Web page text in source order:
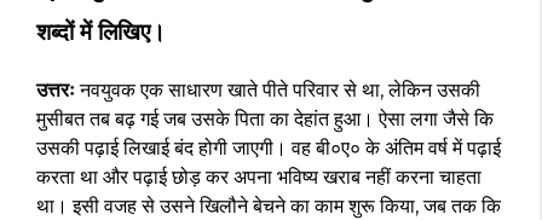
शब्दों में लिखिए।
उत्तरःनवयुवक एक साधारण खाते पीते परिवार से था, लेकिन उसकी
मुसीबत तब बढ़ गई जब उसके पिता का देहांत हुआ। ऐसा लगा जैसे कि
उसकी पढ़ाई लिखाई बंद होगी जाएगी। वह बी०ए० के अंतिम वर्ष में पढ़ाई
करता था और पढ़ाई छोड़ कर अपना भविष्य खराब नहीं करना चाहता
था। इसी वजह से उसने खिलौने बेचने का काम शुरू किया, जब तक कि